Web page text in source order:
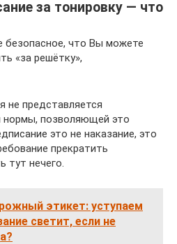
за тонировку — что
безопасное, что Вы можете
«за решётку»,
не представляется
позволяющей это
это не наказание, это
прекратить
тут нечего.
этикет: уступаем
светит, если не